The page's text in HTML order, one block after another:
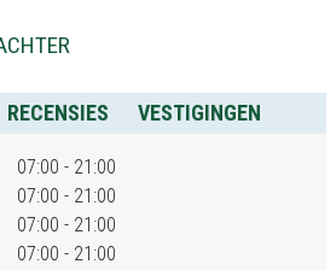
RECENSIES VESTIGINGEN
07:00 - 21:00
07:00 - 21:00
07:00 - 21:00
07:00 - 21:00